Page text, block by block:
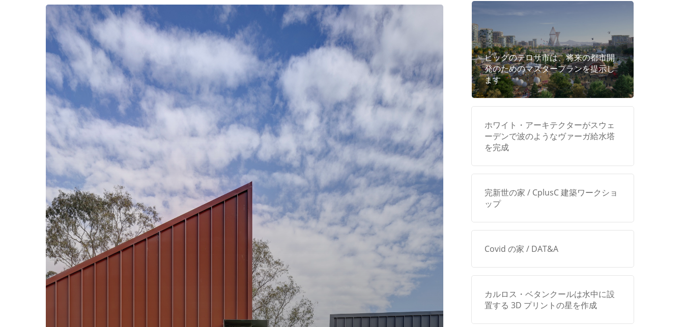
Singleton
Arts
and
Cultural
Center
/
BKA
Architecture
ビッグのテロサ市は、将来の都市開
発のためのマスタープランを提示し
ます
ホワイト・アーキテクターがスウェ
ーデンで波のようなヴァーガ給水塔
を完成
完新世の家 / CplusC 建築ワークショ
ップ
Covid の家 / DAT&A
カルロス・ベタンクールは水中に設
置する 3D プリントの星を作成